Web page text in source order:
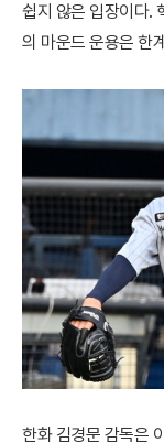
쉽지 않은 입장이다.
의 마운드 운용은 한
한화 김경문 감독은